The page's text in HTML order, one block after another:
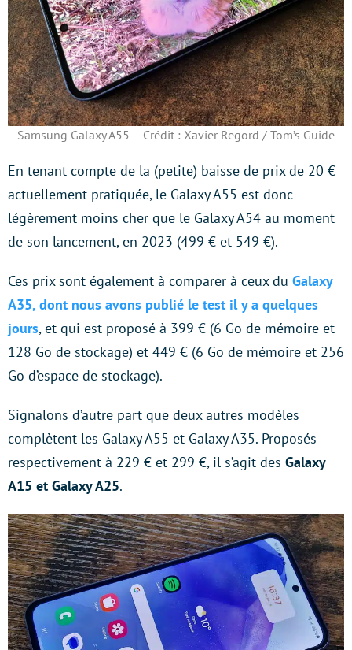
Samsung Galaxy A55 – Crédit : Xavier Regord / Tom’s Guide
En tenant compte de la (petite) baisse de prix de 20 €
actuellement pratiquée, le Galaxy A55 est donc
légèrement moins cher que le Galaxy A54 au moment
de son lancement, en 2023 (499 € et 549 €).
Ces prix sont également à comparer à ceux du Galaxy
A35, dont nous avons publié le test il y a quelques
jours, et qui est proposé à 399 € (6 Go de mémoire et
128 Go de stockage) et 449 € (6 Go de mémoire et 256
Go d’espace de stockage).
Signalons d’autre part que deux autres modèles
complètent les Galaxy A55 et Galaxy A35. Proposés
respectivement à 229 € et 299 €, il s’agit des Galaxy
A15 et Galaxy A25.